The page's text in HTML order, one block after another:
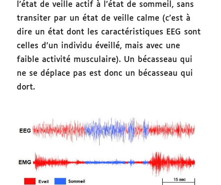
l’état de veille actif à l’état de sommeil, sans
transiter par un état de veille calme (c’est à
dire un état dont les caractéristiques EEG sont
celles d’un individu éveillé, mais avec une
faible activité musculaire). Un bécasseau qui
ne se déplace pas est donc un bécasseau qui
dort.